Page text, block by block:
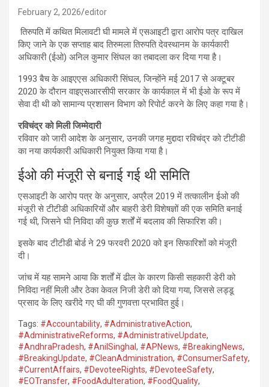
February 2, 2026 editor
तिरुपति में कथित मिलावटी घी मामले में एसआइटी द्वारा आरोप पत्र दाखिल
किए जाने के एक सप्ताह बाद तिरुमला तिरुपति देवस्थानम के कार्यकारी
अधिकारी (ईओ) अनिल कुमार सिंघल का तबादला कर दिया गया है।
1993 बैच के आइएएस अधिकारी सिंघल, जिन्होंने मई 2017 से अक्टूबर
2020 के दौरान वाइएसआरसीपी सरकार के कार्यकाल में भी ईओ के रूप में
सेवा दी थी को सामान्य प्रशासन विभाग को रिपोर्ट करने के लिए कहा गया है।
रविचंद्र को मिली जिम्मेदारी
रविवार को जारी आदेश के अनुसार, उनकी जगह मुद्दादा रविचंद्र को टीटीडी
का नया कार्यकारी अधिकारी नियुक्त किया गया है।
ईओ की मंजूरी से बनाई गई थी समिति
एसआइटी के आरोप पत्र के अनुसार, अप्रैल 2019 में तत्कालीन ईओ की
मंजूरी से टीटीडी अधिकारियों और बाहरी डेरी विशेषज्ञों की एक समिति बनाई
गई थी, जिसने घी निविदा की कुछ शर्तों में बदलाव की सिफारिश की।
इसके बाद टीटीडी बोर्ड ने 29 फरवरी 2020 को इन सिफारिशों को मंजूरी
दी।
जांच में यह सामने आया कि शर्तों में ढील के कारण किसी सहकारी डेरी को
निविदा नहीं मिली और ठेका केवल निजी डेरी को दिया गया, जिससे लड्डू
प्रसाद के लिए खरीदे गए घी की गुणवत्ता प्रभावित हुई।
Tags: #Accountability, #AdministrativeAction,
#AdministrativeReforms, #AdministrativeUpdate,
#AndhraPradesh, #AnilSinghal , #APNews, #BreakingNews,
#BreakingUpdate, #CleanAdministration, #ConsumerSafety,
#CurrentAffairs, #DevoteeRights, #DevoteeSafety,
#EOTransfer, #FoodAdulteration, #FoodQuality,